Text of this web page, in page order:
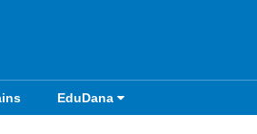
EduDana